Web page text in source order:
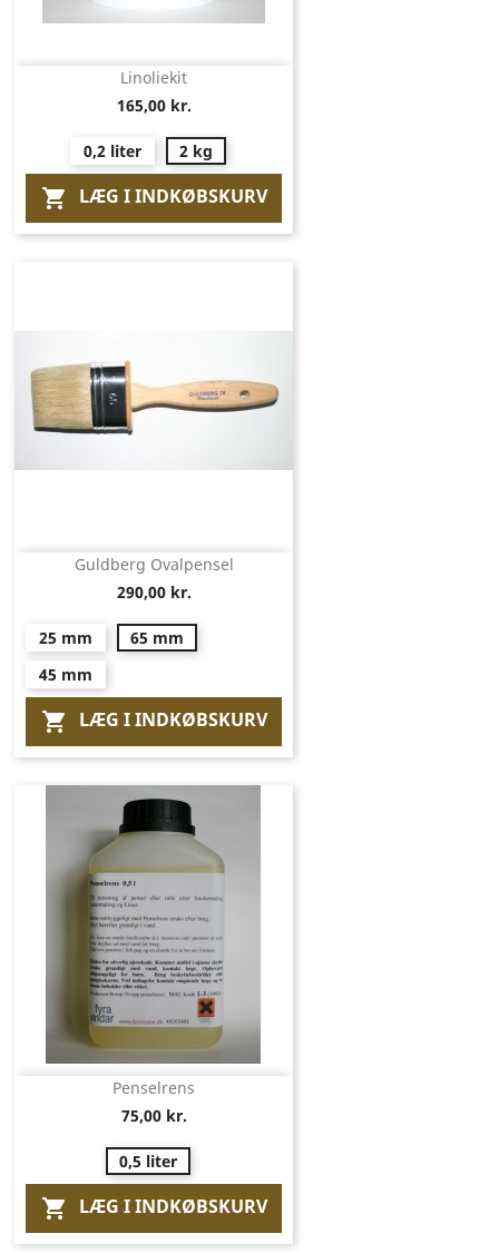
Linoliekit
165,00 kr.
0,2 liter 2 kg
 LÆG I INDKØBSKURV
Guldberg Ovalpensel
290,00 kr.
25 mm
65 mm
45 mm
 LÆG I INDKØBSKURV
Penselrens
75,00 kr.
0,5 liter
 LÆG I INDKØBSKURV